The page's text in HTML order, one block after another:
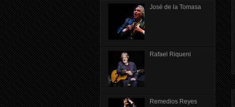
José de la Tomasa
Rafael Riqueni
Remedios Reyes